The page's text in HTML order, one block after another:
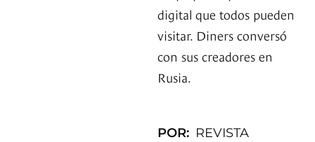
digital que todos pueden
visitar. Diners conversó
con sus creadores en
Rusia.
POR: REVISTA